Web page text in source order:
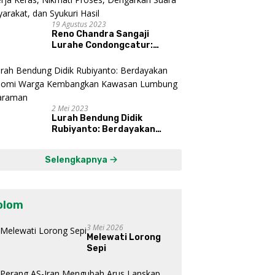
19 Agustus 2023
Reno Chandra Sangaji
Lurahe Condongcatur:
Proses, Dengarkan Suara
Masyarakat, dan Syukuri
Hasil
2 Mei 2023
Lurah Bendung Didik
Rubiyanto: Berdayakan
Mataraman
Selengkapnya
3 Mei 2026
Melewati Lorong
Sepi